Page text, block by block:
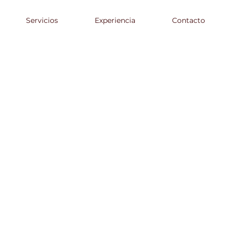
Servicios Experiencia Contacto